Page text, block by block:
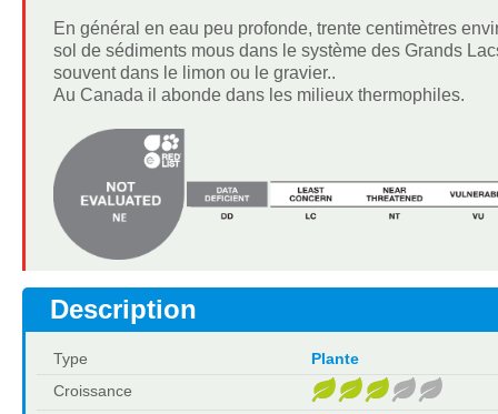
En général en eau peu profonde, trente centimètres
sol de sédiments mous dans le système des Grands
souvent dans le limon ou le gravier..
Au Canada il abonde dans les milieux thermophiles.
Description
Type
Plante
Croissance